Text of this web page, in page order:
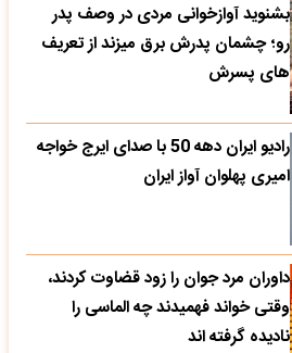
بشنوید آوازخوانی مردی در وصف پدر
رو؛ چشمان پدرش برق میزند از تعریف
های پسرش
رادیو ایران دهه 50 با صدای ایرج خواجه
امیری پهلوان آواز ایران
داوران مرد جوان را زود قضاوت کردند،
وقتی خواند فهمیدند چه الماسی را
نادیده گرفته اند